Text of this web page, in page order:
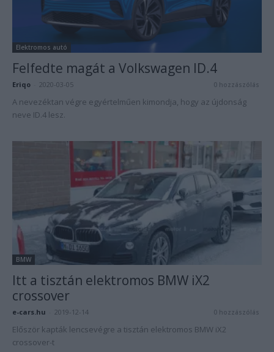
Elektromos autó
Felfedte magát a Volkswagen ID.4
Eriqo 2020-03-05 0 hozzászólás
A nevezéktan végre egyértelműen kimondja, hogy az újdonság
neve ID.4 lesz.
BMW
Itt a tisztán elektromos BMW iX2
crossover
e-cars.hu 2019-12-14 0 hozzászólás
Először kapták lencsevégre a tisztán elektromos BMW iX2
crossover-t